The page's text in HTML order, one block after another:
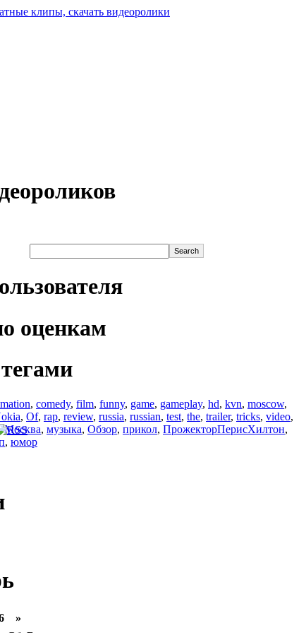
оценкам
, comedy, film, funny, game, gameplay, hd, kvn, moscow,
, Of, rap, review, russia, russian, test, the, trailer, tricks, video,
Москва, музыка, Обзор, прикол, ПрожекторПерисХилтон,
, юмор
»